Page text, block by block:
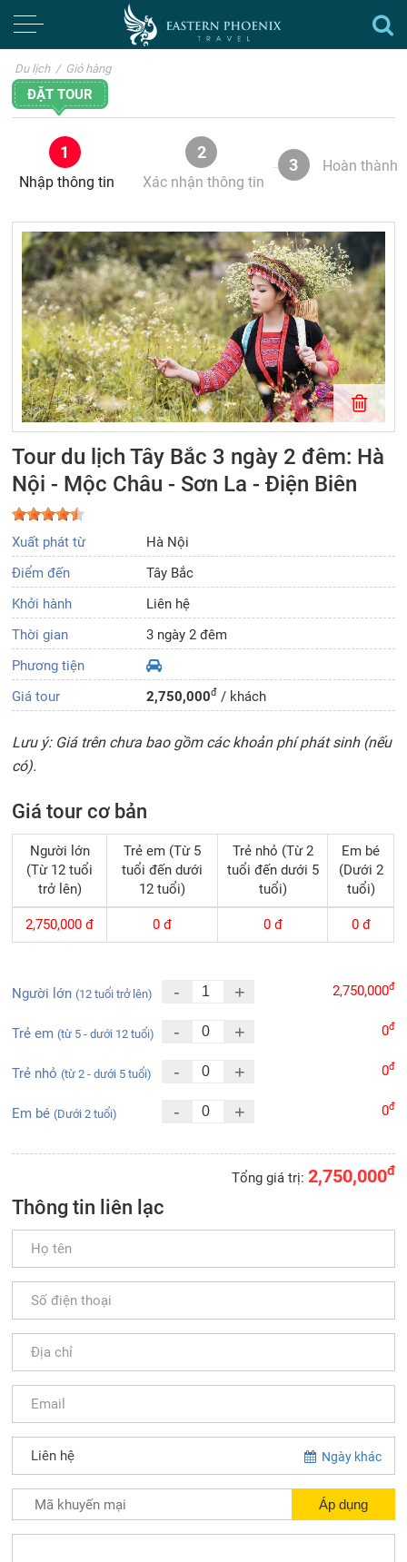
Du lịch / Giỏ hàng
ĐẶT TOUR
1
Nhập thông tin
2
Xác nhận thông tin
3 Hoàn thành
Tour du lịch Tây Bắc 3 ngày 2 đêm: Hà
Nội - Mộc Châu - Sơn La - Điện Biên
Xuất phát từ
Hà Nội
Điểm đến
Tây Bắc
Khởi hành
Liên hệ
Thời gian
3 ngày 2 đêm
Phương tiện
Giá tour
2,750,000đ / khách
Lưu ý: Giá trên chưa bao gồm các khoản phí phát sinh (nếu
có).
Giá tour cơ bản
Người lớn
(Từ 12 tuổi
trở lên)
Trẻ em (Từ 5
tuổi đến dưới
12 tuổi)
Trẻ nhỏ (Từ 2
tuổi đến dưới 5
tuổi)
Em bé
(Dưới 2
tuổi)
2,750,000 đ 0 đ 0đ 0đ
Người lớn(12 tuổi trở lên) - + 2,750,000đ
Trẻ em(từ 5 - dưới 12 tuổi) - + 0đ
Trẻ nhỏ(từ 2 - dưới 5 tuổi) - + 0đ
Em bé(Dưới 2 tuổi) - + 0đ
Tổng giá trị: 2,750,000đ
Thông tin liên lạc
Ngày khác